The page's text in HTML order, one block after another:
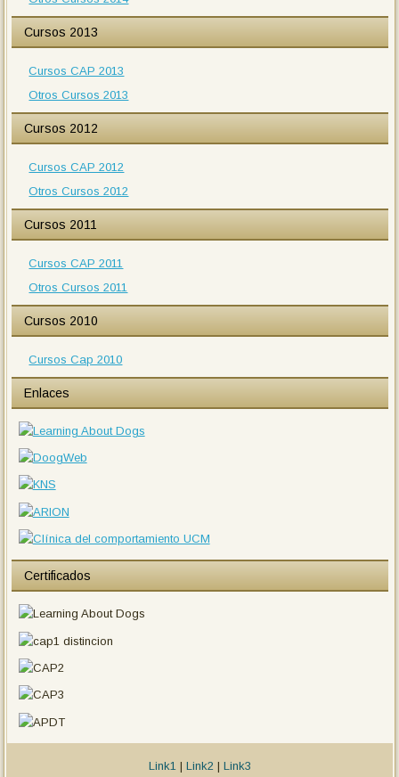
Cursos 2013
Cursos CAP 2013
Otros Cursos 2013
Cursos 2012
Cursos CAP 2012
Otros Cursos 2012
Cursos 2011
Cursos CAP 2011
Otros Cursos 2011
Cursos 2010
Cursos Cap 2010
Enlaces
Certificados
Link1 | Link2 | Link3